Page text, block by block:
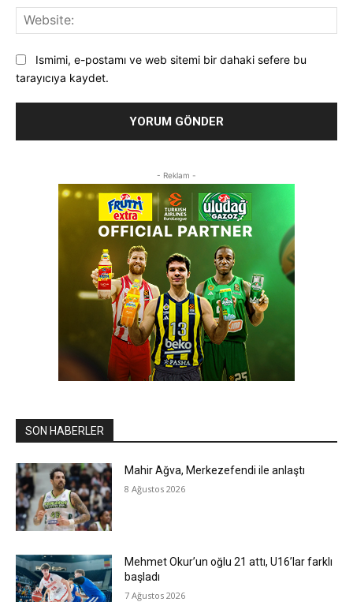
Ismimi, e-postamı ve web sitemi bir dahaki sefere bu
tarayıcıya kaydet.
- Reklam -
SON HABERLER
Mahir Ağva, Merkezefendi ile anlaştı
8 Ağustos 2026
Mehmet Okur’un oğlu 21 attı, U16’lar farklı
başladı
7 Ağustos 2026